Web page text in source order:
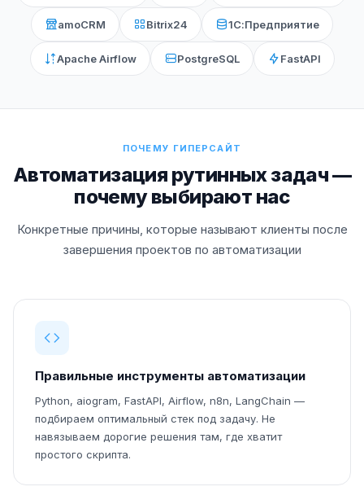
amoCRM Bitrix24 1С:Предприятие
Apache Airflow PostgreSQL FastAPI
ПОЧЕМУ ГИПЕРСАЙТ
Автоматизация рутинных задач —
почему выбирают нас
Конкретные причины, которые называют клиенты после
завершения проектов по автоматизации
Правильные инструменты автоматизации
Python, aiogram, FastAPI, Airflow, n8n, LangChain —
подбираем оптимальный стек под задачу. Не
навязываем дорогие решения там, где хватит
простого скрипта.